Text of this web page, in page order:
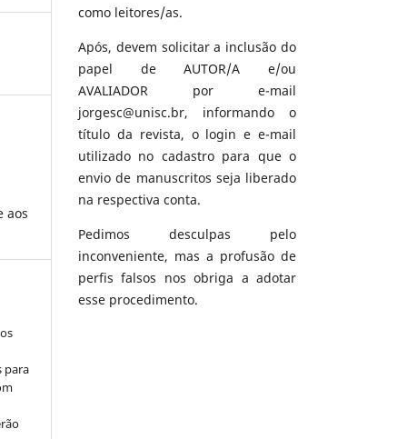
aos
para
como leitores/as.
Após, devem solicitar a inclusão do
papel de AUTOR/A e/ou
AVALIADOR por e-mail
jorgesc@unisc.br, informando o
título da revista, o login e e-mail
utilizado no cadastro para que o
envio de manuscritos seja liberado
na respectiva conta.
Pedimos desculpas pelo
inconveniente, mas a profusão de
perfis falsos nos obriga a adotar
esse procedimento.